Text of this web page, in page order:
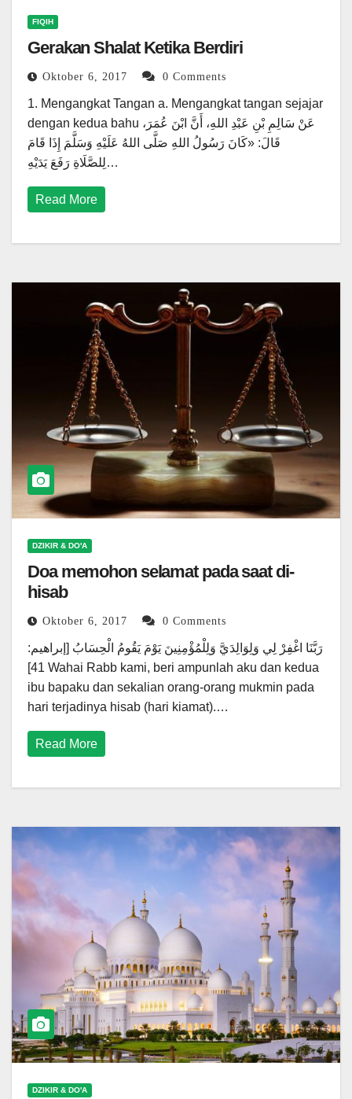
FIQIH
Gerakan Shalat Ketika Berdiri
Oktober 6, 2017 0 Comments
1. Mengangkat Tangan a. Mengangkat tangan sejajar
dengan kedua bahu عَنْ سَالِمِ بْنِ عَبْدِ اللهِ، أَنَّ ابْنَ عُمَرَ،
قَالَ: «كَانَ رَسُولُ اللهِ صَلَّى اللهُ عَلَيْهِ وَسَلَّمَ إِذَا قَامَ
لِلصَّلَاةِ رَفَعَ يَدَيْهِ…
Read More
DZIKIR & DO'A
Doa memohon selamat pada saat di-
hisab
Oktober 6, 2017 0 Comments
رَبَّنَا اغْفِرْ لِي وَلِوَالِدَيَّ وَلِلْمُؤْمِنِينَ يَوْمَ يَقُومُ الْحِسَابُ [إبراهيم:
41] Wahai Rabb kami, beri ampunlah aku dan kedua
ibu bapaku dan sekalian orang-orang mukmin pada
hari terjadinya hisab (hari kiamat).…
Read More
DZIKIR & DO'A